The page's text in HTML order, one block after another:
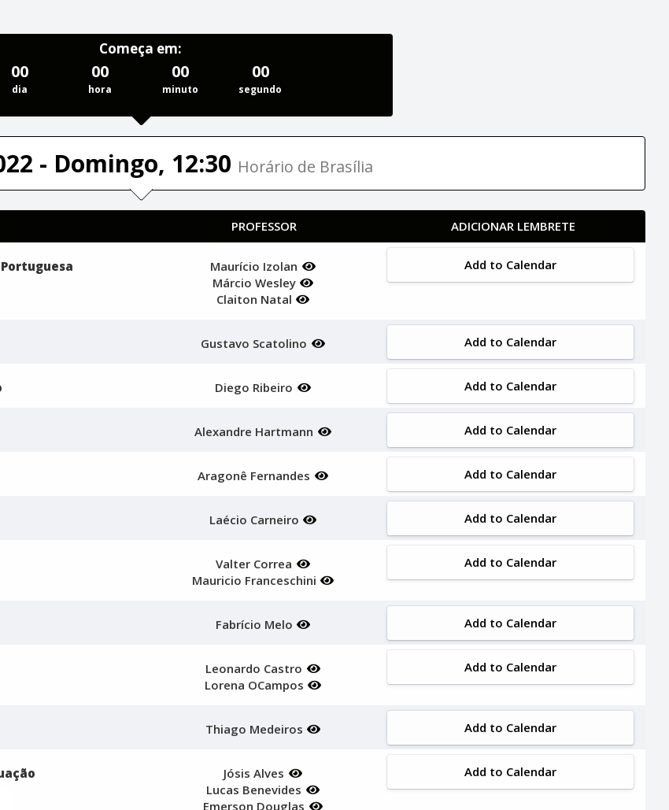
Começa em:
00
dia
00
hora
00
minuto
00
segundo
- Domingo, 12:30 Horário de Brasília
PROFESSOR ADICIONAR LEMBRETE
Maurício Izolan
Márcio Wesley
Claiton Natal
Add to Calendar
Gustavo Scatolino Add to Calendar
Diego Ribeiro Add to Calendar
Alexandre Hartmann Add to Calendar
Aragonê Fernandes Add to Calendar
Laécio Carneiro Add to Calendar
Valter Correa
Mauricio Franceschini
Add to Calendar
Fabrício Melo Add to Calendar
Leonardo Castro
Lorena OCampos
Add to Calendar
Thiago Medeiros Add to Calendar
Jósis Alves
Lucas Benevides
Emerson Douglas
Add to Calendar